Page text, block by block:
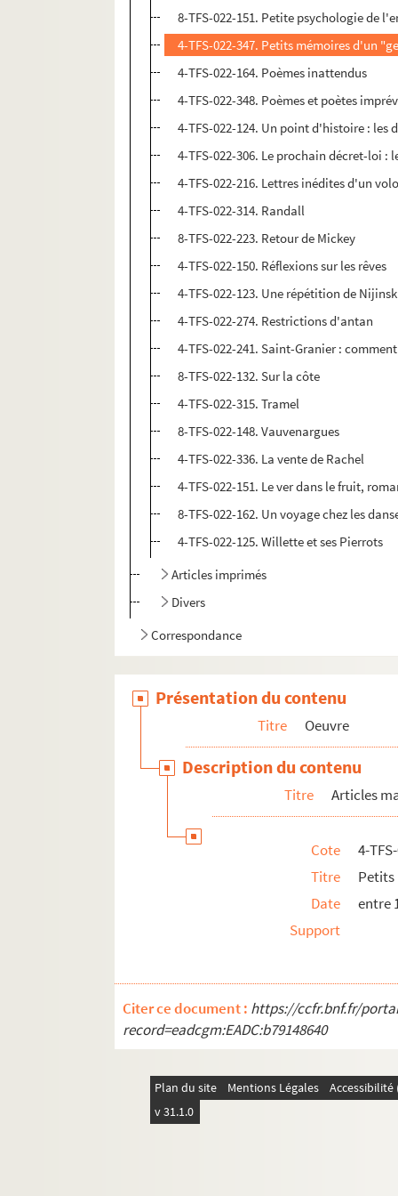
8-TFS-022-151. Petite psychologie de
4-TFS-022-347. Petits mémoires d'un
4-TFS-022-164. Poèmes inattendus
4-TFS-022-348. Poèmes et poètes
4-TFS-022-124. Un point d'histoire : les
4-TFS-022-306. Le prochain décret-loi :
4-TFS-022-216. Lettres inédites d'un
4-TFS-022-314. Randall
8-TFS-022-223. Retour de Mickey
4-TFS-022-150. Réflexions sur les rêves
4-TFS-022-123. Une répétition de
4-TFS-022-274. Restrictions d'antan
4-TFS-022-241. Saint-Granier :
8-TFS-022-132. Sur la côte
4-TFS-022-315. Tramel
8-TFS-022-148. Vauvenargues
4-TFS-022-336. La vente de Rachel
4-TFS-022-151. Le ver dans le fruit,
8-TFS-022-162. Un voyage chez les
4-TFS-022-125. Willette et ses Pierrots
Articles imprimés
Divers
Correspondance
Collection personnelle
Edouard Millaud
Travaux universitaires de Bernard Poche
Présentation du contenu
Titre Oeuvre
Description du contenu
Titre Articles
Cote
4-
Titre
Date
entre
Support
Citer ce document : https://ccfr.bnf.fr/
record=eadcgm:EADC:b79148640
Plan du site Mentions Légales
v 31.1.0